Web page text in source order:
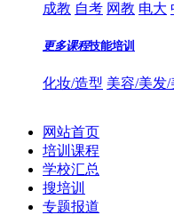
成教 自考 网教 电大
更多课程技能培训
化妆/造型 美容/美发/
网站首页
培训课程
学校汇总
搜培训
专题报道